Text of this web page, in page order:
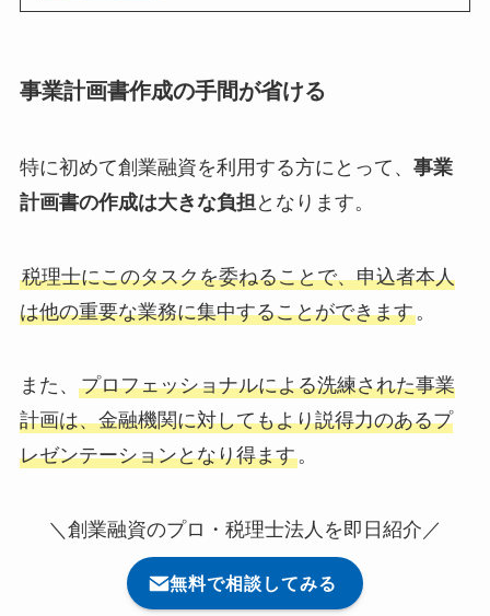
事業計画書作成の手間が省ける
特に初めて創業融資を利用する方にとって、 事業
計画書の作成は大きな負担 となります。
税理士にこのタスクを委ねることで、申込者本人
は他の重要な業務に集中することができます。
また、 プロフェッショナルによる洗練された事業
計画は、金融機関に対してもより説得力のあるプ
レゼンテーションとなり得ます。
＼創業融資のプロ・税理士法人を即日紹介／
無料で相談してみる